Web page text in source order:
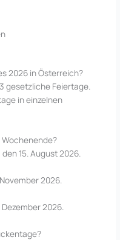
2026 in Österreich?
gesetzliche Feiertage.
in einzelnen
15. August 2026.
2026.
2026.